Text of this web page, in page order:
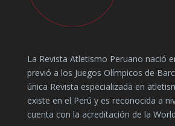
La Revista Atletismo Peruano nació
previó a los Juegos Olímpicos de
única Revista especializada en
existe en el Perú y es reconocida a
cuenta con la acreditación de la